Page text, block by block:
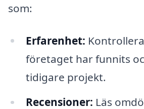
som:
Erfarenhet:
företaget har funnits
tidigare projekt.
Recensioner: Läs